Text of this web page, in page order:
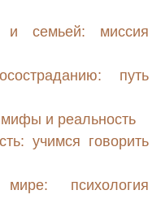
и семьей: миссия
путь
и реальность
учимся говорить
психология